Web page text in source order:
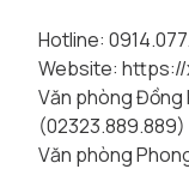
Hotline:
Website:
Văn phòng Đồng
(02323.889.889)
Văn phòng